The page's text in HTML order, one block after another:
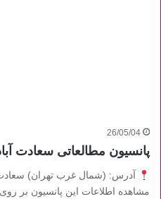
26/05/04
پانسیون مطالعاتی سعادت
آدرس: (شمال غرب تهران) سعادت
مشاهده اطلاعات این پانسیون بر روی